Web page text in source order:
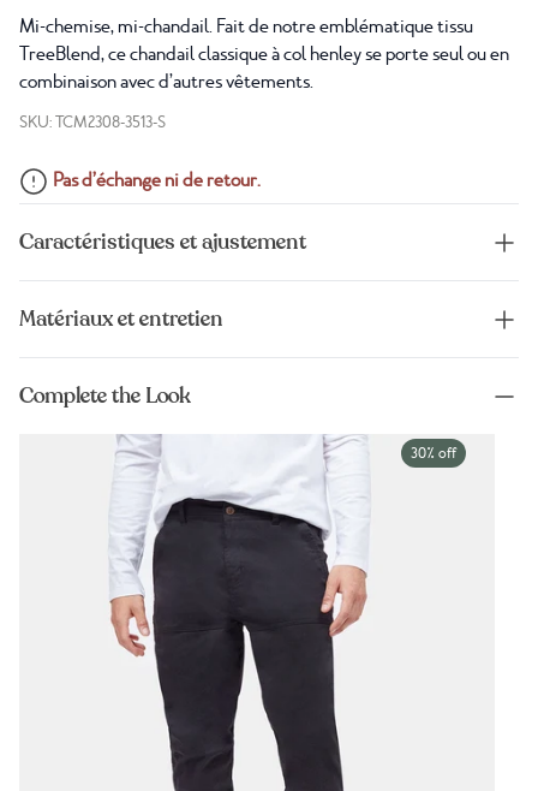
Mi-chemise, mi-chandail. Fait de notre emblématique tissu
TreeBlend, ce chandail classique à col henley se porte seul ou en
combinaison avec d’autres vêtements.
SKU: TCM2308-3513-S
Pas d’échange ni de retour.
Caractéristiques et ajustement
Matériaux et entretien
Complete the Look
30% off